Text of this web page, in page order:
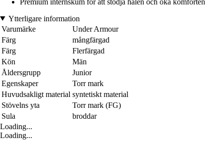
Ytterligare information
Varumärke
Under Armour
Färg
mångfärgad
Färg
Flerfärgad
Kön
Män
Åldersgrupp
Junior
Egenskaper
Torr mark
Huvudsakligt material syntetiskt material
Stövelns yta
Torr mark (FG)
Sula
broddar
Loading...
Loading...